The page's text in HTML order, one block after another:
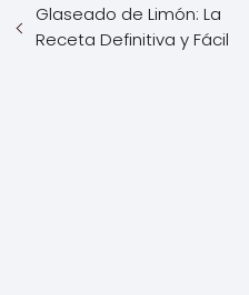
Glaseado de Limón: La
Receta Definitiva y Fácil